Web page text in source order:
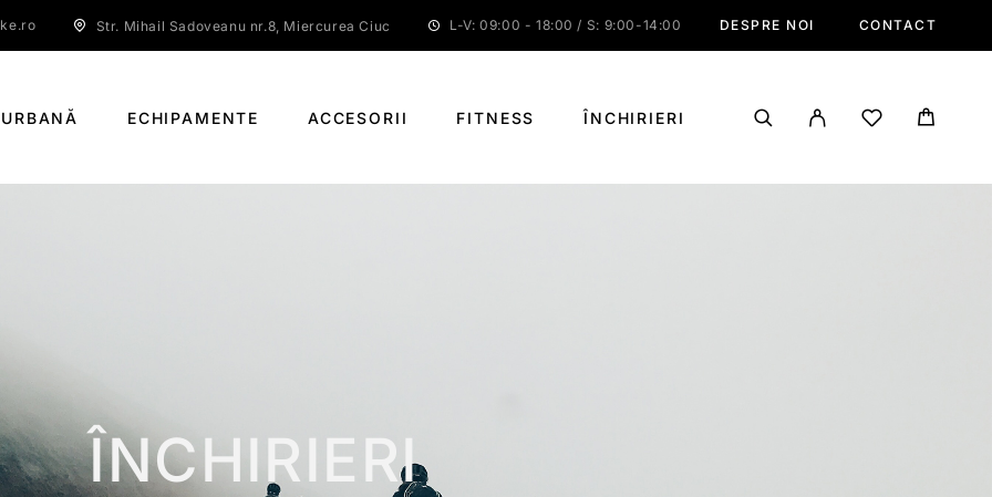
Str. Mihail Sadoveanu nr.8, Miercurea Ciuc L-V: 09:00 - 18:00 / S: 9:00-14:00 DESPRE NOI CONTACT
ECHIPAMENTE ACCESORII FITNESS ÎNCHIRIERI
ÎNCHIRIERI